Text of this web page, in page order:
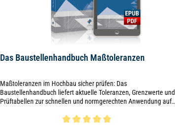
Das Baustellenhandbuch Maßtoleranzen
Maßtoleranzen im Hochbau sicher prüfen: Das
Baustellenhandbuch liefert aktuelle Toleranzen, Grenzwerte und
Prüftabellen zur schnellen und normgerechten Anwendung auf
VOB/C 2023 berücksichtigt.